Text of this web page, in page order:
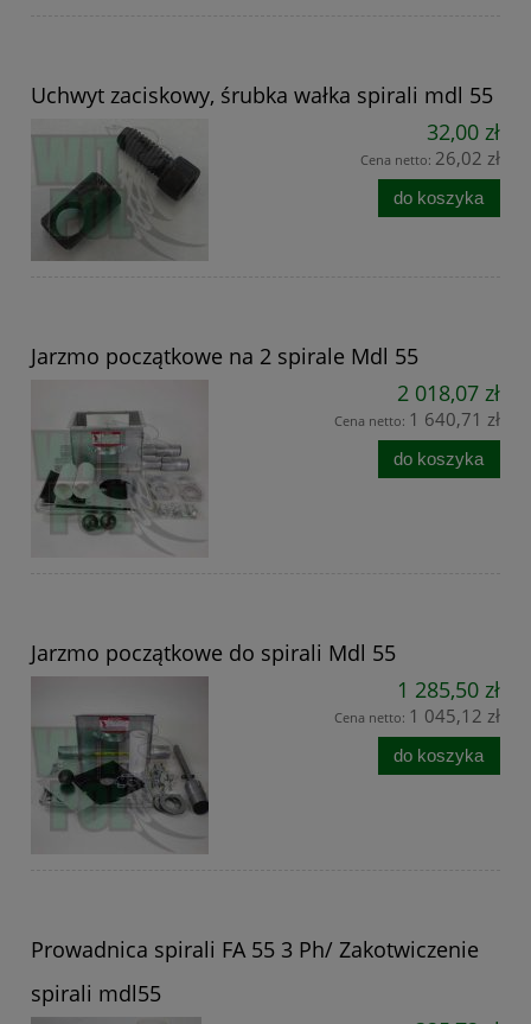
Uchwyt zaciskowy, śrubka wałka spirali mdl 55
32,00 zł
Cena netto: 26,02 zł
do koszyka
Jarzmo początkowe na 2 spirale Mdl 55
2 018,07 zł
Cena netto: 1 640,71 zł
do koszyka
Jarzmo początkowe do spirali Mdl 55
1 285,50 zł
Cena netto: 1 045,12 zł
do koszyka
Prowadnica spirali FA 55 3 Ph/ Zakotwiczenie
spirali mdl55